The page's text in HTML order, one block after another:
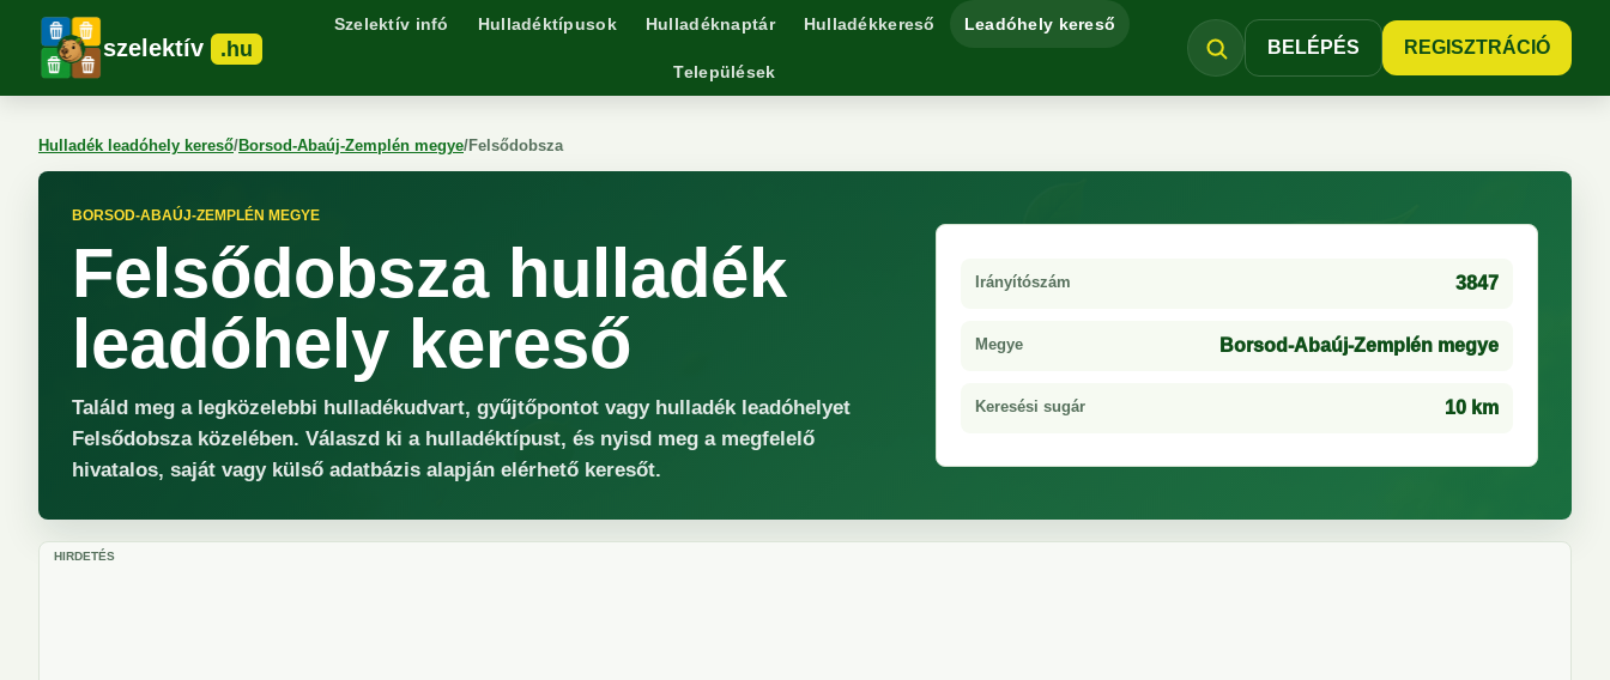
szelektív .hu
Szelektív infó Hulladéktípusok Hulladéknaptár Hulladékkereső Leadóhely kereső
Települések
BELÉPÉS REGISZTRÁCIÓ
Hulladék leadóhely kereső/Borsod-Abaúj-Zemplén megye/Felsődobsza
BORSOD-ABAÚJ-ZEMPLÉN MEGYE
Felsődobsza hulladék
leadóhely kereső
Találd meg a legközelebbi hulladékudvart, gyűjtőpontot vagy hulladék leadóhelyet
Felsődobsza közelében. Válaszd ki a hulladéktípust, és nyisd meg a megfelelő
hivatalos, saját vagy külső adatbázis alapján elérhető keresőt.
Irányítószám 3847
Megye Borsod-Abaúj-Zemplén megye
Keresési sugár 10 km
HIRDETÉS